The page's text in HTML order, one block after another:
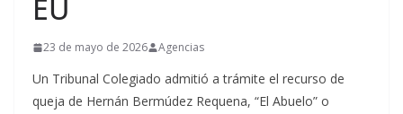
EU
23 de mayo de 2026 Agencias
Un Tribunal Colegiado admitió a trámite el recurso de
queja de Hernán Bermúdez Requena, “El Abuelo” o